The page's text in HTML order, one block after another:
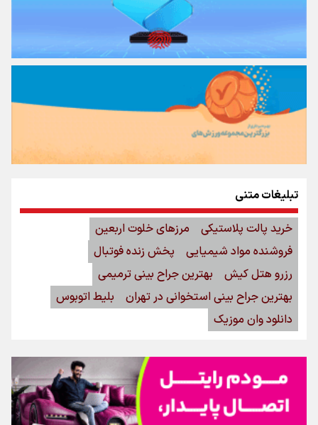
تبلیغات متنی
خرید پالت پلاستیکی
مرزهای خلوت اربعین
فروشنده مواد شیمیایی
پخش زنده فوتبال
رزرو هتل کیش
بهترین جراح بینی ترمیمی
بهترین جراح بینی استخوانی در تهران
بلیط اتوبوس
دانلود وان موزیک